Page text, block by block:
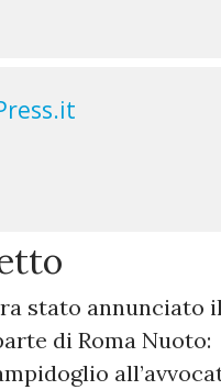
stato annunciato
di Roma Nuoto: